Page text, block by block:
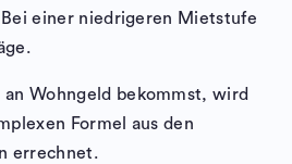
einer niedrigeren Mietstufe
Wohngeld bekommst, wird
Formel aus den
errechnet.